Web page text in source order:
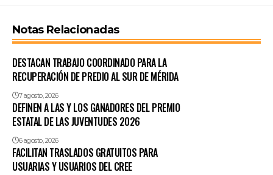
Notas Relacionadas
DESTACAN TRABAJO COORDINADO PARA LA
RECUPERACIÓN DE PREDIO AL SUR DE MÉRIDA
7 agosto, 2026
DEFINEN A LAS Y LOS GANADORES DEL PREMIO
ESTATAL DE LAS JUVENTUDES 2026
6 agosto, 2026
FACILITAN TRASLADOS GRATUITOS PARA
USUARIAS Y USUARIOS DEL CREE